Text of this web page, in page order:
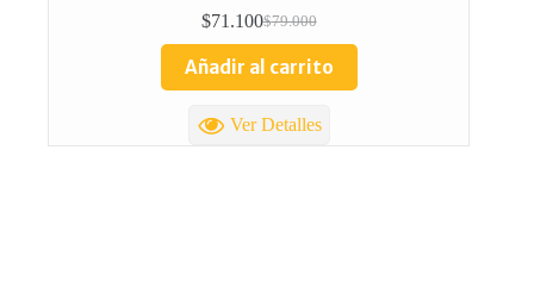
$79.000
$71.100
Añadir al carrito
Ver Detalles